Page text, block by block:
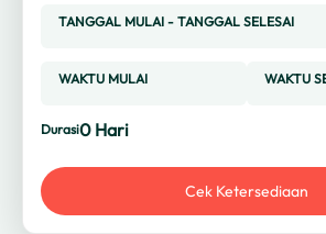
TANGGAL MULAI - TANGGAL SELESAI
WAKTU MULAI WAKTU
Durasi0 Hari
Cek Ketersediaan